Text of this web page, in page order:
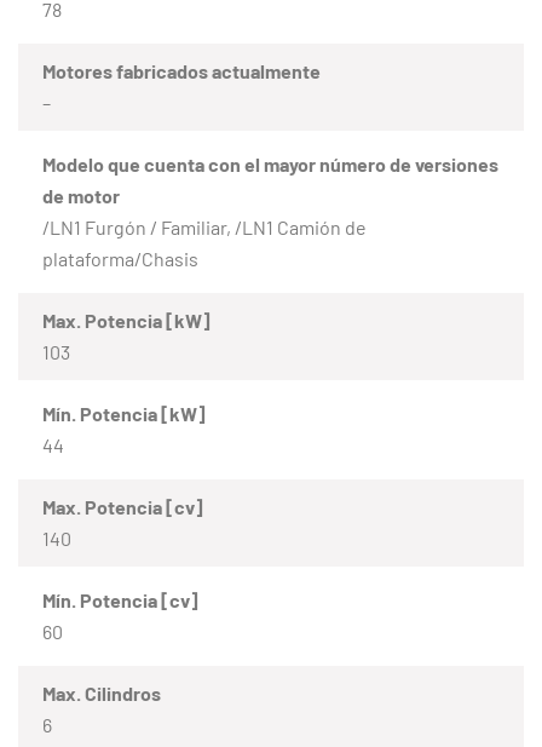
78
Motores fabricados actualmente
–
Modelo que cuenta con el mayor número de versiones
de motor
/LN1 Furgón / Familiar, /LN1 Camión de
plataforma/Chasis
Max. Potencia [kW]
103
Mín. Potencia [kW]
44
Max. Potencia [cv]
140
Mín. Potencia [cv]
60
Max. Cilindros
6